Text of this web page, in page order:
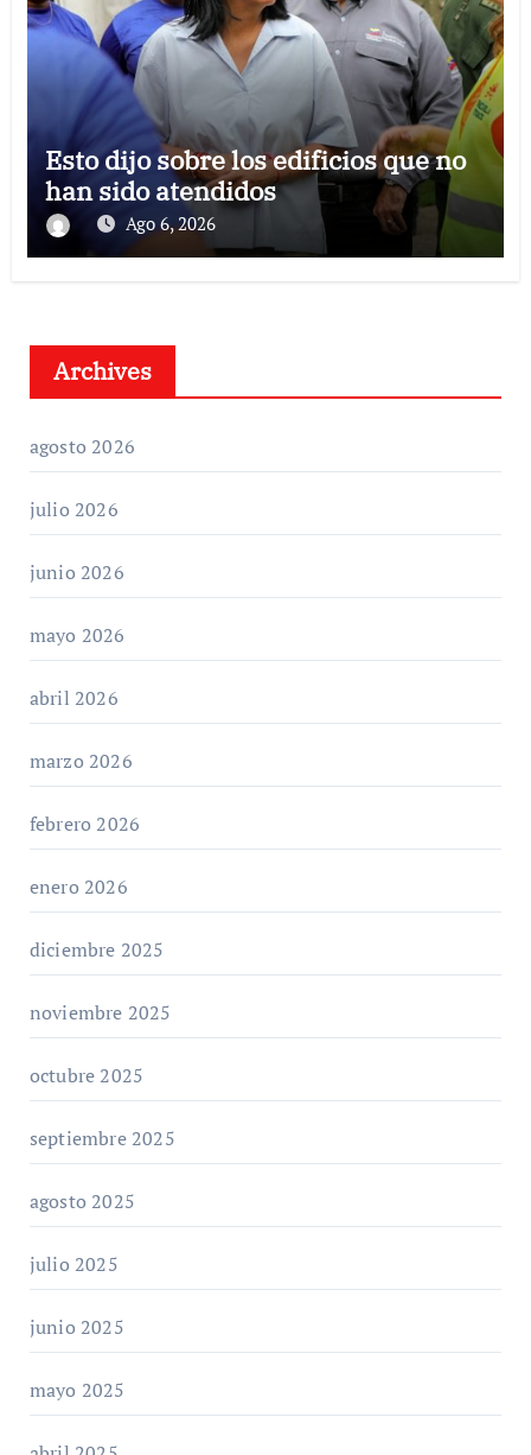
Esto dijo sobre los edificios que no
han sido atendidos
Ago 6, 2026
Archives
agosto 2026
julio 2026
junio 2026
mayo 2026
abril 2026
marzo 2026
febrero 2026
enero 2026
diciembre 2025
noviembre 2025
octubre 2025
septiembre 2025
agosto 2025
julio 2025
junio 2025
mayo 2025